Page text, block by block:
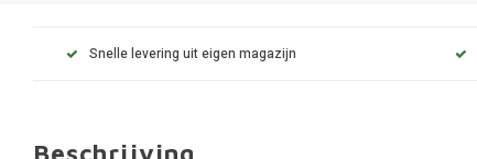
Snelle levering uit eigen magazijn
Beschrijving